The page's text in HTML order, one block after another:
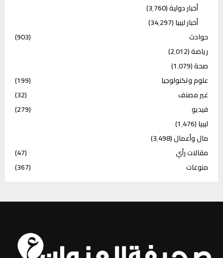
أخبار دولية(3٬760)
أخبار ليبيا(34٬297)
حوادث
(903)
رياضة(2٬012)
صحة(1٬079)
علوم وتكنولوجيا
(199)
غير مصنف
(32)
فيديو
(279)
ليبيا(1٬476)
مال وأعمال(3٬498)
مقالات رأي
(47)
منوعات
(367)